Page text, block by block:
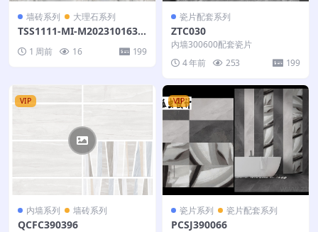
墙砖系列 大理石系列
TSS1111-MI-M202310163-
1 周前 16 199
瓷片配套系列
ZTC030
内墙300600配套瓷片
4 年前
253 199
VIP
内墙系列 墙砖系列
QCFC390396
VIP
瓷片系列 瓷片配套系列
PCSJ390066